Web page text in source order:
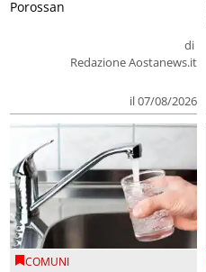
di
Redazione Aostanews.it
il 07/08/2026
Porossan
COMUNI